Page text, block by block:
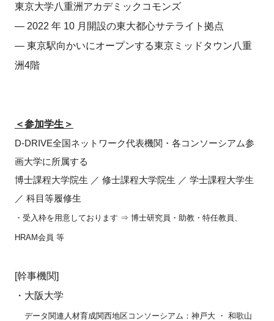
東京大学八重洲アカデミックコモンズ
― 2022 年 10 月開設の東大都心サテライト拠点
― 東京駅向かいにオープンする東京ミッドタウン八重
洲4階
＜参加学生＞
D-DRIVE全国ネットワーク代表機関・各コンソーシアム参
画大学に所属する
博士課程大学院生 ／ 修士課程大学院生 ／ 学士課程大学生
／ 科目等履修生
・受入枠を用意しております ⇒ 博士研究員・助教・特任教員、
HRAM会員 等
[幹事機関]
・ 大阪大学
データ関連人材育成関西地区コンソーシアム： 神戸大 ・ 和歌山